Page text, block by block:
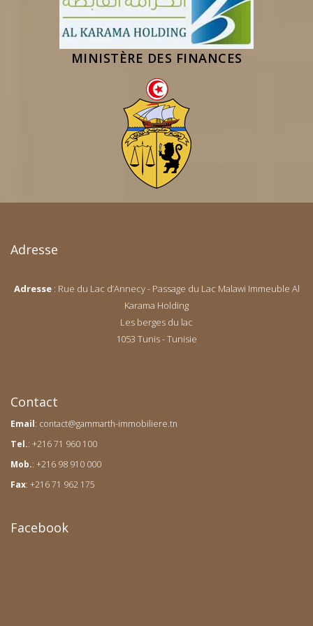
MINISTÈRE DES FINANCES
Adresse
Adresse : Rue du Lac d’Annecy - Passage du Lac Malawi Immeuble Al
Karama Holding
Les berges du lac
1053 Tunis - Tunisie
Contact
Email: contact@gammarth-immobiliere.tn
Tel.: +216 71 960 100
Mob.: +216 98 910 000
Fax: +216 71 962 175
Facebook